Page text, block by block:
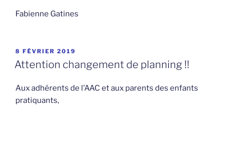
Fabienne Gatines
PUBLIÉ
LE
8 FÉVRIER 2019
Attention changement de planning !!
Aux adhérents de l’AAC et aux parents des enfants
pratiquants,